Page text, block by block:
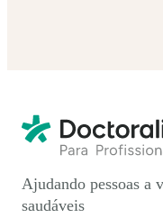
Ajudando pessoas a
saudáveis